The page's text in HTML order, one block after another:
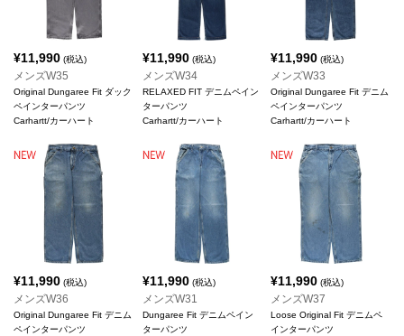
¥11,990 (税込)
メンズW35
Original Dungaree Fit ダック
ペインターパンツ
Carhartt/カーハート
¥11,990(税込)
メンズW34
RELAXED FIT デニムペイン
ターパンツ
Carhartt/カーハート
¥11,990 (税込)
メンズW33
Original Dungaree Fit デニム
ペインターパンツ
Carhartt/カーハート
¥11,990 (税込)
メンズW36
Original Dungaree Fit デニム
ペインターパンツ
¥11,990(税込)
メンズW31
Dungaree Fit デニムペイン
ターパンツ
¥11,990 (税込)
メンズW37
Loose Original Fit デニムペ
インターパンツ